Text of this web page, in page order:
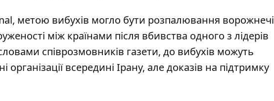
метою вибухів могло бути розпалювання ворожнечі
між країнами після вбивства одного з лідерів
співрозмовників газети, до вибухів можуть
організації всередині Ірану, але доказів на підтримку